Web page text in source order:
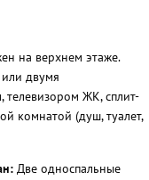
на верхнем этаже.
двумя
телевизором ЖК, сплит-
комнатой (душ, туалет,
Две односпальные